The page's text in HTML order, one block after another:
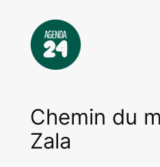
contenu
Chemin du
Zala